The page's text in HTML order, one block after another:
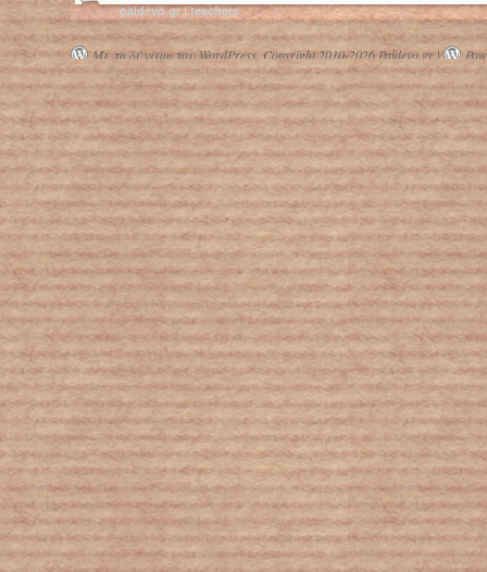
εκπαίδευση
" ...Για παιδιά που έχουν χαθεί... "
για την
paidevo.gr | teachers
Με τη δύναμη του WordPress. Copyright 2010-2026 Paidevo.gr |